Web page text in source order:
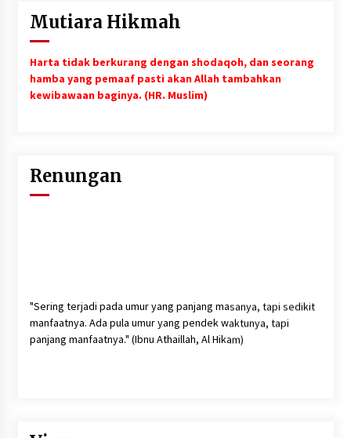
Mutiara Hikmah
Harta tidak berkurang dengan shodaqoh, dan seorang
hamba yang pemaaf pasti akan Allah tambahkan
kewibawaan baginya. (HR. Muslim)
Renungan
"Sering terjadi pada umur yang panjang masanya, tapi sedikit
manfaatnya. Ada pula umur yang pendek waktunya, tapi
panjang manfaatnya." (Ibnu Athaillah, Al Hikam)